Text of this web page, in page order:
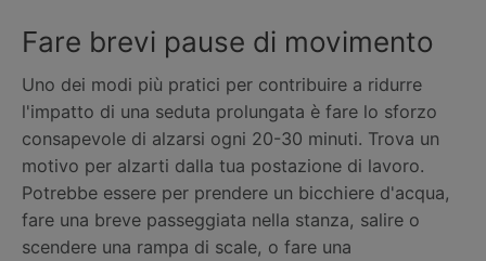
Fare brevi pause di movimento
Uno dei modi più pratici per contribuire a ridurre
l'impatto di una seduta prolungata è fare lo sforzo
consapevole di alzarsi ogni 20-30 minuti. Trova un
motivo per alzarti dalla tua postazione di lavoro.
Potrebbe essere per prendere un bicchiere d'acqua,
fare una breve passeggiata nella stanza, salire o
scendere una rampa di scale, o fare una